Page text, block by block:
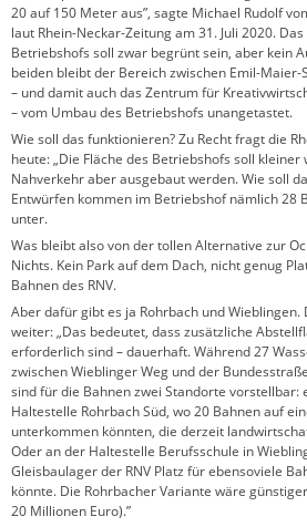
20 auf 150 Meter aus”, sagte Michael Rudolf
laut Rhein-Neckar-Zeitung am 31. Juli 2020.
Betriebshofs soll zwar begrünt sein, aber kein
beiden bleibt der Bereich zwischen Emil-
– und damit auch das Zentrum für
– vom Umbau des Betriebshofs unangetastet.
Wie soll das funktionieren? Zu Recht fragt die
heute: „Die Fläche des Betriebshofs soll kleiner
Nahverkehr aber ausgebaut werden. Wie soll
Entwürfen kommen im Betriebshof nämlich 28
unter.
Was bleibt also von der tollen Alternative zur
Nichts. Kein Park auf dem Dach, nicht genug
Bahnen des RNV.
Aber dafür gibt es ja Rohrbach und Wieblingen.
weiter: „Das bedeutet, dass zusätzliche
erforderlich sind – dauerhaft. Während 27
zwischen Wieblinger Weg und der
sind für die Bahnen zwei Standorte vorstellbar:
Haltestelle Rohrbach Süd, wo 20 Bahnen auf
unterkommen könnten, die derzeit
Oder an der Haltestelle Berufsschule in
Gleisbaulager der RNV Platz für ebensoviele
könnte. Die Rohrbacher Variante wäre
20 Millionen Euro).”